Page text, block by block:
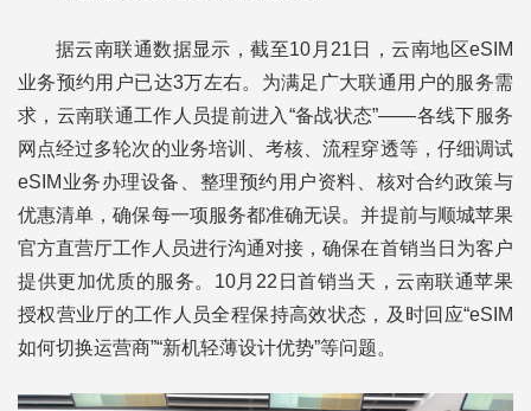
据云南联通数据显示，截至10月21日，云南地区eSIM
业务预约用户已达3万左右。为满足广大联通用户的服务需
求，云南联通工作人员提前进入“备战状态”——各线下服务
网点经过多轮次的业务培训、考核、流程穿透等，仔细调试
eSIM业务办理设备、整理预约用户资料、核对合约政策与
优惠清单，确保每一项服务都准确无误。并提前与顺城苹果
官方直营厅工作人员进行沟通对接，确保在首销当日为客户
提供更加优质的服务。10月22日首销当天，云南联通苹果
授权营业厅的工作人员全程保持高效状态，及时回应“eSIM
如何切换运营商”“新机轻薄设计优势”等问题。